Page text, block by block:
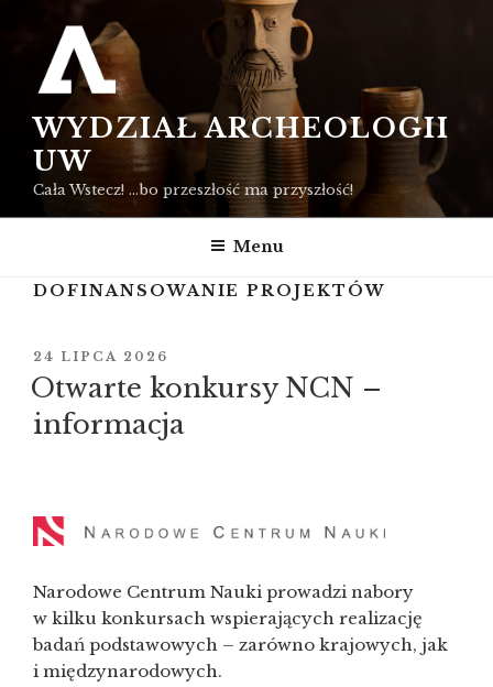
treści
WYDZIAŁ ARCHEOLOGII
UW
Cała Wstecz! …bo przeszłość ma przyszłość!
Menu
DOFINANSOWANIE PROJEKTÓW
OPUBLIKOWANE
W
24 LIPCA 2026
Otwarte konkursy NCN –
informacja
Narodowe Centrum Nauki prowadzi nabory
w kilku konkursach wspierających realizację
badań podstawowych – zarówno krajowych, jak
i międzynarodowych.